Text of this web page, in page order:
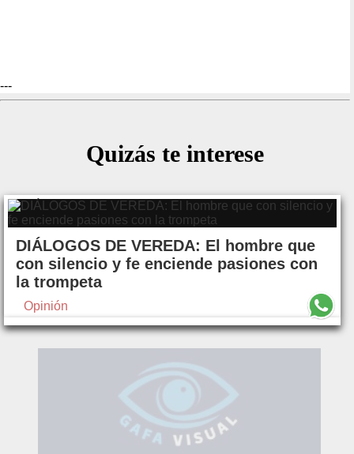
---
Quizás te interese
DIÁLOGOS DE VEREDA: El hombre que
con silencio y fe enciende pasiones con
la trompeta
Opinión